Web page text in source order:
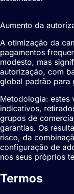
Aumento da
A otimização da
pagamentos
modesto, mas
autorização, com
global padrão para
Metodologia: estes
indicativos,
grupos de
garantias. Os
risco, da
configuração de
nos seus próprios
Termos